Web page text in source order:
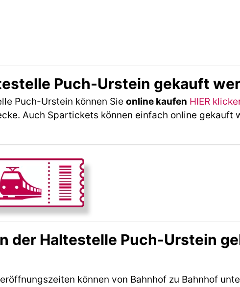
Puch-Urstein gekauft
Puch-Urstein können Sie online kaufen HIER
Auch Spartickets können einfach online gekauft
der Haltestelle Puch-Urstein
können von Bahnhof zu Bahnhof